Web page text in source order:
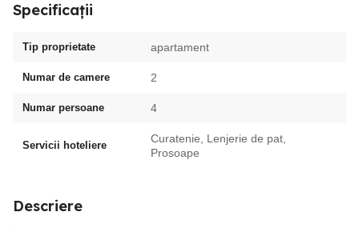
Specificații
Tip proprietate apartament
Numar de camere 2
Numar persoane 4
Servicii hoteliere
Curatenie, Lenjerie de pat,
Prosoape
Descriere